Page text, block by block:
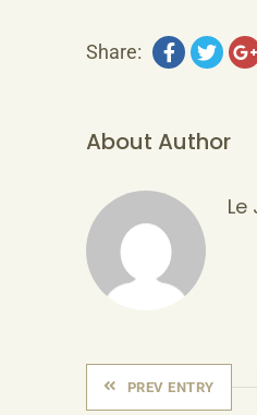
Share:
About Author
Le
PREV ENTRY